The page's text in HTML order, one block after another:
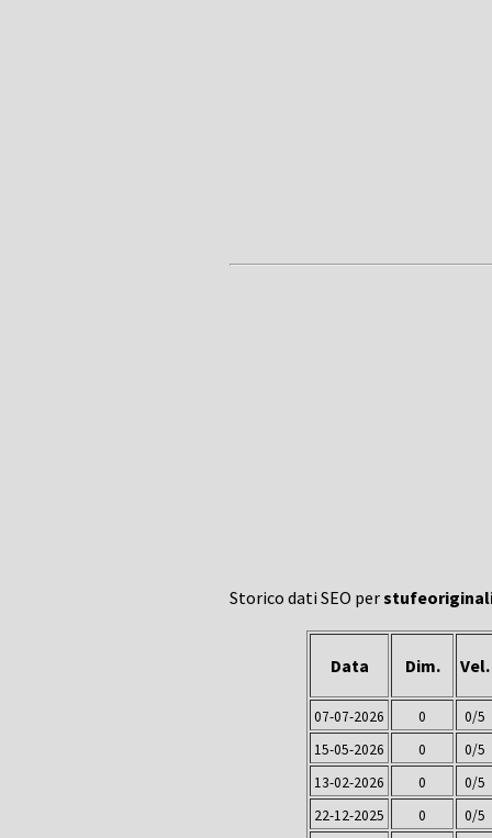
Storico dati SEO per
Data Dim. Vel.
07-07-2026 0
0/5
15-05-2026
0
0/5
13-02-2026
0
0/5
22-12-2025
0
0/5